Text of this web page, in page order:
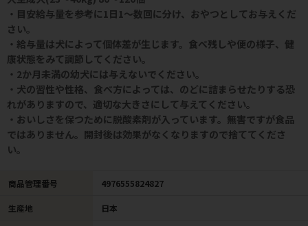
・目安給与量を参考に1日1～数回に分け、おやつとしてお与えくだ
さい。
・給与量は犬によって個体差が生じます。食べ残しや便の様子、健
康状態をみて調節してください。
・2か月未満の幼犬には与えないでください。
・犬の習性や性格、食べ方によっては、のどに詰まらせたりする恐
れがありますので、適切な大きさにして与えてください。
・おいしさを保つために脱酸素剤が入っています。無害ですが食品
ではありません。開封後は効果がなくなりますので捨ててくださ
い。
商品管理番号 4976555824827
生産地 日本